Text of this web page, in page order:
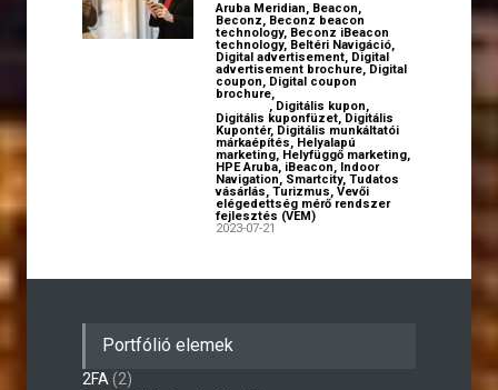
Aruba Meridian, Beacon,
Beconz, Beconz beacon
technology, Beconz iBeacon
technology, Beltéri Navigáció,
Digital advertisement, Digital
advertisement brochure, Digital
coupon, Digital coupon
brochure,
, Digitális kupon,
Digitális kuponfüzet, Digitális
Kupontér, Digitális munkáltatói
márkaépítés, Helyalapú
marketing, Helyfüggő marketing,
HPE Aruba, iBeacon, Indoor
Navigation, Smartcity, Tudatos
vásárlás, Turizmus, Vevői
elégedettség mérő rendszer
fejlesztés (VEM)
2023-07-21
Portfólió elemek
2FA (2)